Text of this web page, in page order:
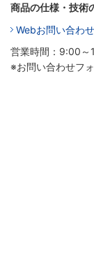
商品の仕様・技術
Webお問い合わ
営業時間：9:00～
※お問い合わせフ